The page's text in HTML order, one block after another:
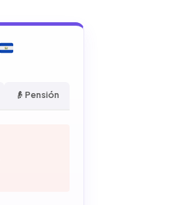
👴 Pensión